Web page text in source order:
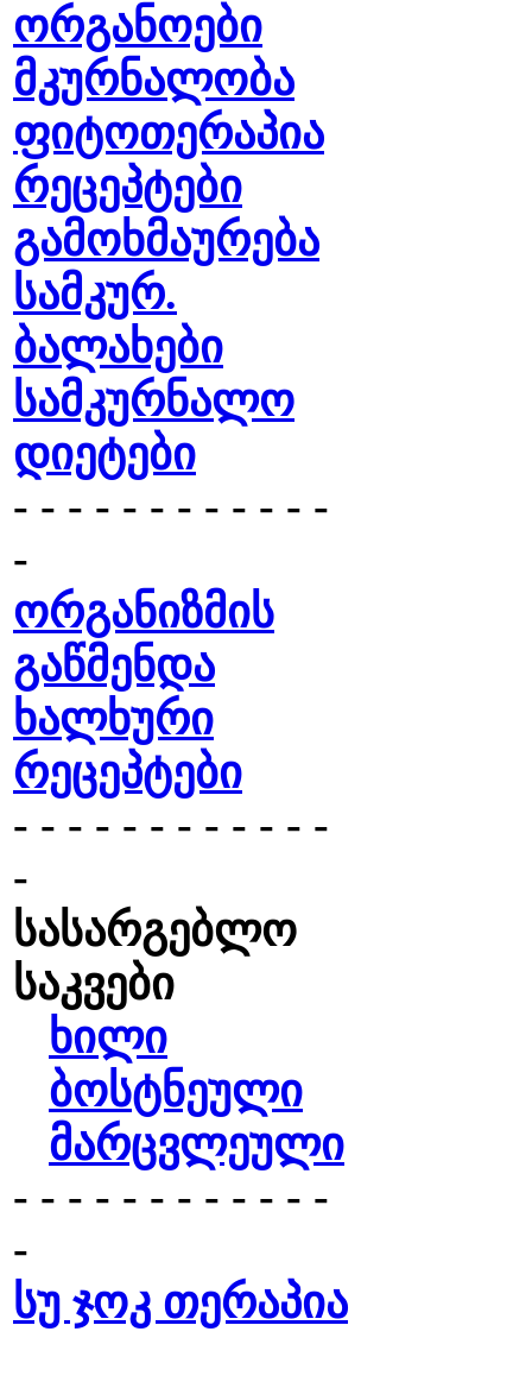
ორგანოები
მკურნალობა
ფიტოთერაპია
რეცეპტები
გამოხმაურება
სამკურ.
ბალახები
სამკურნალო
დიეტები
- - - - - - - - - - - -
-
ორგანიზმის
გაწმენდა
ხალხური
რეცეპტები
- - - - - - - - - - - -
-
სასარგებლო
საკვები
ხილი
ბოსტნეული
მარცვლეული
- - - - - - - - - - - -
-
სუ ჯოკ თერაპია